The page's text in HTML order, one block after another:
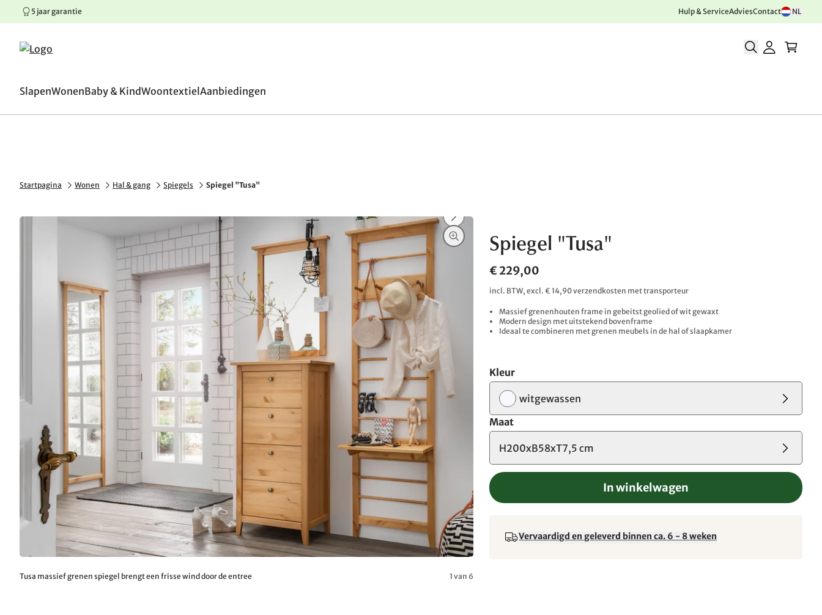
Springen naar hoofdinhoud
Springen naar hoofdnavigatie
Springen naar voettekst
5 jaar garantie Hulp & ServiceAdviesContact NL
SlapenWonenBaby & KindWoontextiel Aanbiedingen
Startpagina Wonen Hal & gang Spiegels Spiegel "Tusa"
Tusa massief grenen spiegel brengt een frisse wind door de entree 1 van 6
Spiegel "Tusa"
€ 229,00
incl. BTW, excl. € 14,90 verzendkosten met transporteur
Massief grenenhouten frame in gebeitst geolied of wit gewaxt
Modern design met uitstekend bovenframe
Ideaal te combineren met grenen meubels in de hal of slaapkamer
Kleur
witgewassen
Maat
H200xB58xT7,5 cm
In winkelwagen
Vervaardigd en geleverd binnen ca. 6 - 8 weken